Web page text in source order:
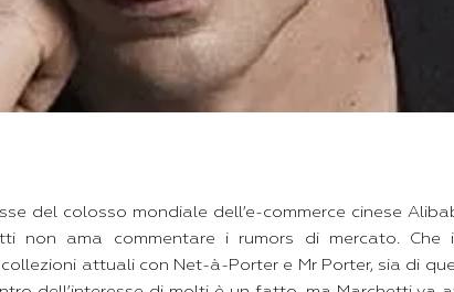
del colosso mondiale dell’e-commerce cinese
non ama commentare i rumors di mercato. Che
attuali con Net-à-Porter e Mr Porter, sia di